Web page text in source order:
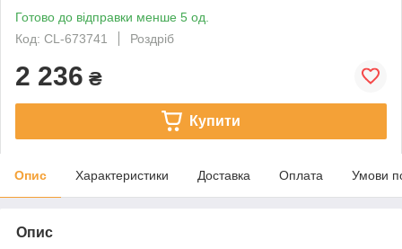
Готово до відправки менше 5 од.
Код: CL-673741
Роздріб
2 236 ₴
Купити
Опис Характеристики Доставка Оплата Умови
Опис